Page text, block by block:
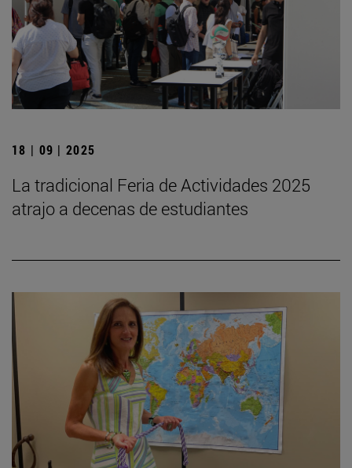
18 | 09 | 2025
La tradicional Feria de Actividades 2025
atrajo a decenas de estudiantes